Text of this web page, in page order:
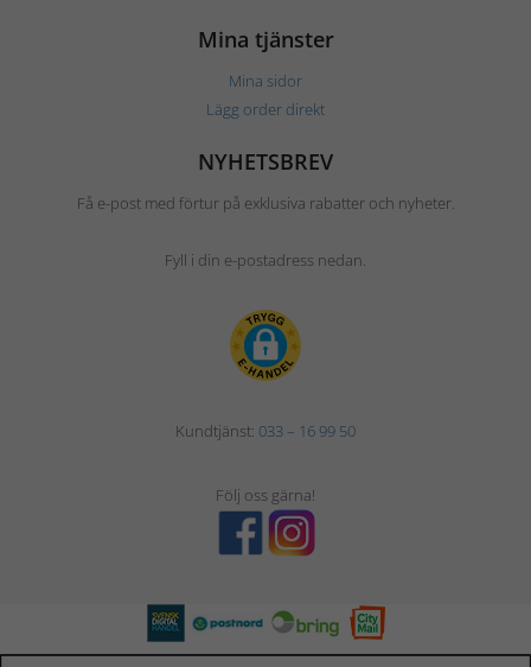
Mina tjänster
Mina sidor
Lägg order direkt
NYHETSBREV
Få e-post med förtur på exklusiva rabatter och nyheter.
Fyll i din e-postadress nedan.
Kundtjänst: 033 – 16 99 50
Följ oss gärna!